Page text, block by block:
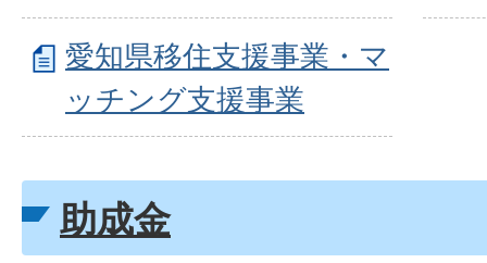
愛知県移住支援事業・マ
ッチング支援事業
助成金